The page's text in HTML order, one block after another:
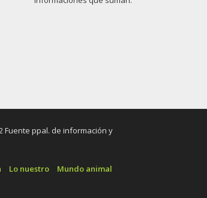
Fuente ppal. de información y
Lo nuestro
Mundo animal